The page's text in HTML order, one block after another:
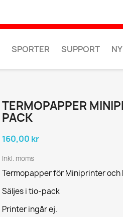
SPORTER SUPPORT
TERMOPAPPER
PACK
160,00 kr
Inkl. moms
Termopapper för Miniprinter och
Säljes i tio-pack
Printer ingår ej.